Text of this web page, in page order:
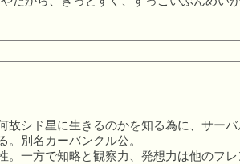
シド星に生きるのかを知る為に、サー
別名カーバンクル公。
一方で知略と観察力、発想力は他のフレ